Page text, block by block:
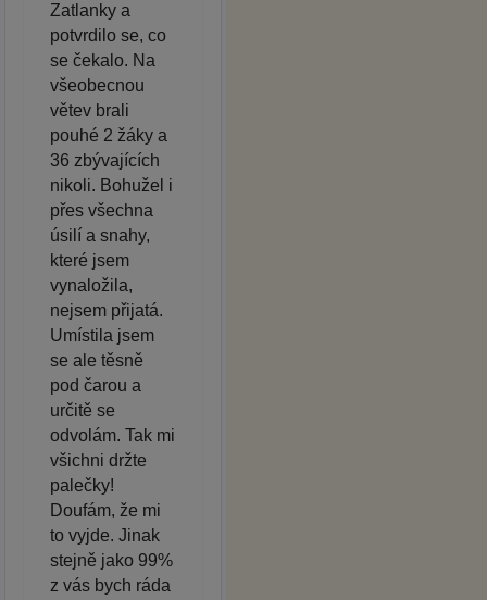
Zatlanky a
potvrdilo se, co
se čekalo. Na
všeobecnou
větev brali
pouhé 2 žáky a
36 zbývajících
nikoli. Bohužel i
přes všechna
úsilí a snahy,
které jsem
vynaložila,
nejsem přijatá.
Umístila jsem
se ale těsně
pod čarou a
určitě se
odvolám. Tak mi
všichni držte
palečky!
Doufám, že mi
to vyjde. Jinak
stejně jako 99%
z vás bych ráda